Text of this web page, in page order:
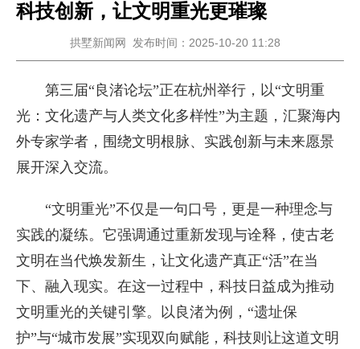
科技创新，让文明重光更璀璨
拱墅新闻网 发布时间：2025-10-20 11:28
第三届“良渚论坛”正在杭州举行，以“文明重
光：文化遗产与人类文化多样性”为主题，汇聚海内
外专家学者，围绕文明根脉、实践创新与未来愿景
展开深入交流。
“文明重光”不仅是一句口号，更是一种理念与
实践的凝练。它强调通过重新发现与诠释，使古老
文明在当代焕发新生，让文化遗产真正“活”在当
下、融入现实。在这一过程中，科技日益成为推动
文明重光的关键引擎。以良渚为例，“遗址保
护”与“城市发展”实现双向赋能，科技则让这道文明